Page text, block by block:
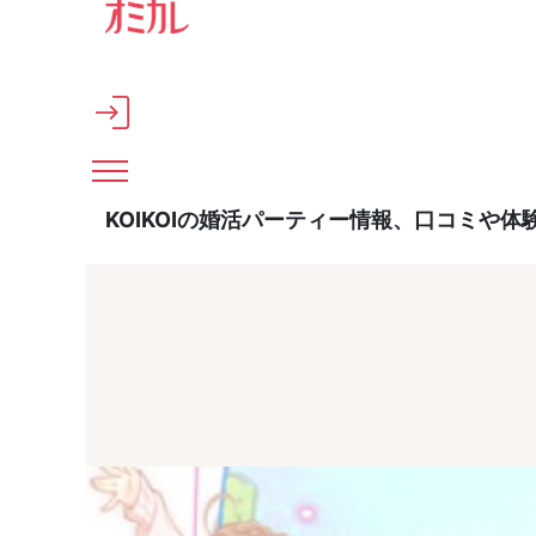
メインコンテンツへスキップ
KOIKOIの婚活パーティー情報、口コミや体